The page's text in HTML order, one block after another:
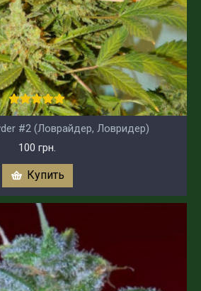
#2 (Ловрайдер, Ловридер)
100 грн.
Купить